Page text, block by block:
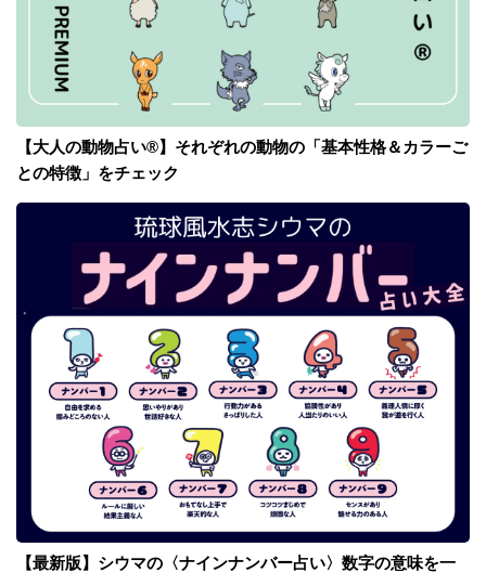
【大人の動物占い®】それぞれの動物の「基本性格＆カラーご
との特徴」をチェック
【最新版】シウマの〈ナインナンバー占い〉数字の意味を一